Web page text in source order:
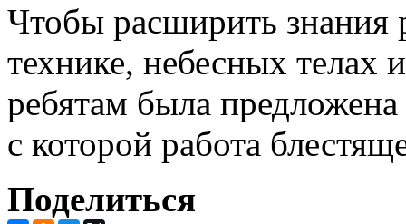
Чтобы расширить знания
технике, небесных телах
ребятам была
с которой работа
Поделиться